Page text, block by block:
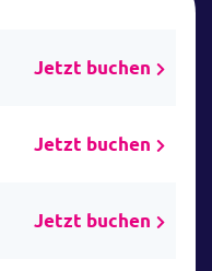
Jetzt buchen
Jetzt buchen
Jetzt buchen